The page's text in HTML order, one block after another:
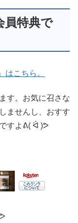
員特典で
こちら。
す。お気に召さな
ませんし、おすす
すよᕕ( ᐛ )ᕗ